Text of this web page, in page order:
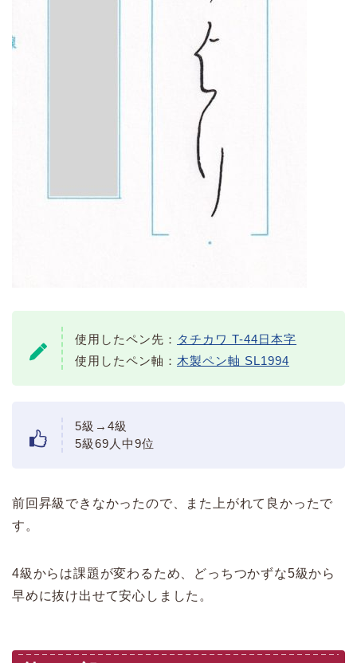
使用したペン先： タチカワ T-44日本字
使用したペン軸： 木製ペン軸 SL1994
5級→4級
5級69人中9位
前回昇級できなかったので、また上がれて良かったで
す。
4級からは課題が変わるため、どっちつかずな5級から
早めに抜け出せて安心しました。